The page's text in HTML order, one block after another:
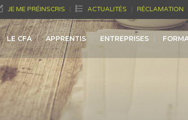
JE ME PRÉINSCRIS ACTUALITÉS RÉCLAMATION
LE CFA APPRENTIS ENTREPRISES